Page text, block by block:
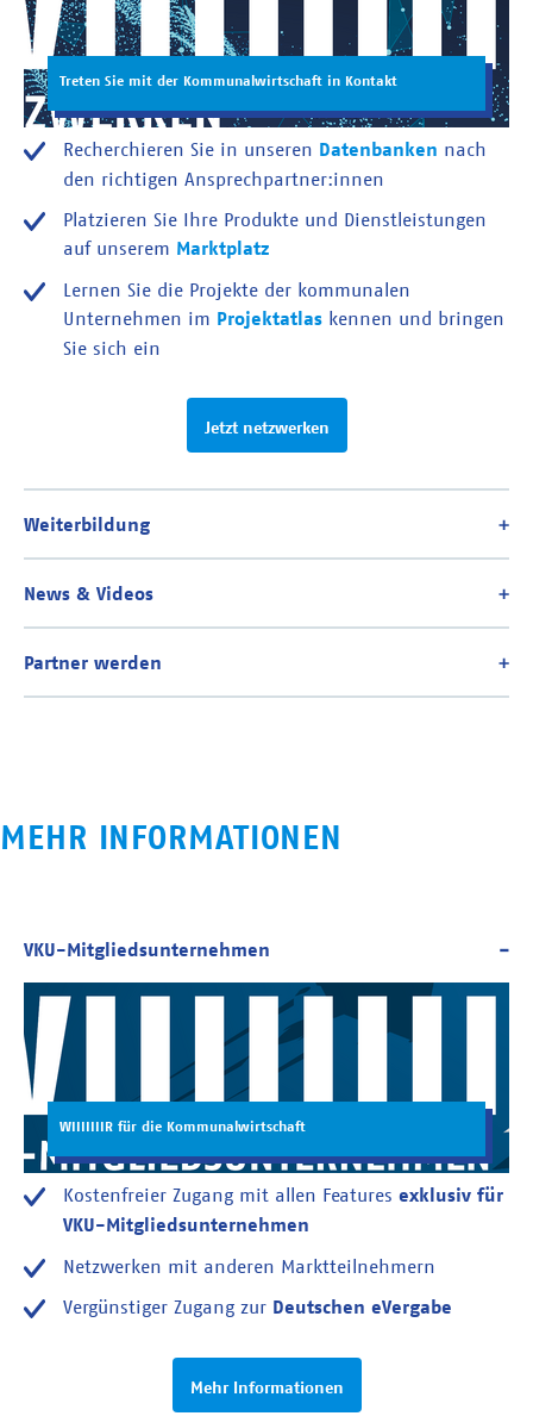
Treten Sie mit der Kommunalwirtschaft in Kontakt
Recherchieren Sie in unseren Datenbanken nach
den richtigen Ansprechpartner:innen
Platzieren Sie Ihre Produkte und Dienstleistungen
auf unserem Marktplatz
Lernen Sie die Projekte der kommunalen
Unternehmen im Projektatlas kennen und bringen
Sie sich ein
Jetzt netzwerken
MEHR INFORMATIONEN
WIIIIIIIR für die Kommunalwirtschaft
Kostenfreier Zugang mit allen Features exklusiv für
VKU-Mitgliedsunternehmen
Netzwerken mit anderen Marktteilnehmern
Vergünstiger Zugang zur Deutschen eVergabe
Mehr Informationen